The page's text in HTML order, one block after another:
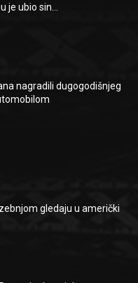
je ubio sin...
nagradili dugogodišnjeg
gledaju u američki